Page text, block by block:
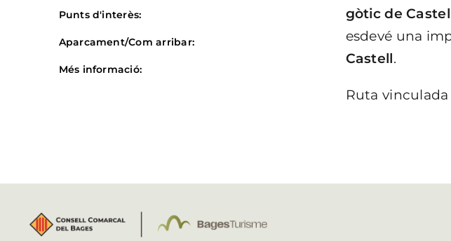
Punts d'interès:
Aparcament/Com arribar:
Més informació:
gòtic de
esdevé una
Castell.
Ruta vinculada